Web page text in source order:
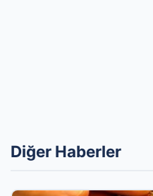
Diğer Haberler